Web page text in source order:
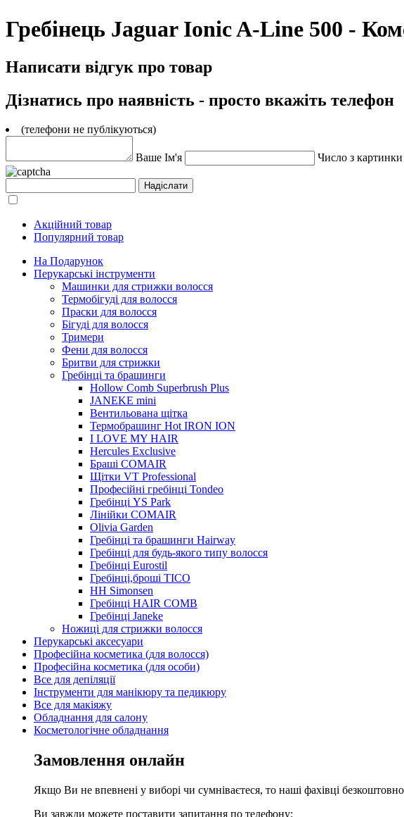
Гребінець Jaguar Ionic A-Line 500 -
Написати відгук про товар
Дізнатись про наявність - просто вкажіть телефон
(телефони не публікуються)
Ваше Ім'я Число з картинки
Акційний товар
Популярний товар
На Подарунок
Перукарські інструменти
Машинки для стрижки волосся
Термобігуді для волосся
Праски для волосся
Бігуді для волосся
Тримери
Фени для волосся
Бритви для стрижки
Гребінці та брашинги
Hollow Comb Superbrush Plus
JANEKE mini
Вентильована щітка
Термобрашинг Hot IRON ION
I LOVE MY HAIR
Hercules Exclusive
Браші COMAIR
Щітки VT Professional
Професійні гребінці Tondeo
Гребінці YS Park
Лінійки COMAIR
Olivia Garden
Гребінці та брашинги Hairway
Гребінці для будь-якого типу волосся
Гребінці Eurostil
Гребінці,броші TICO
HH Simonsen
Гребінці HAIR COMB
Гребінці Janeke
Ножиці для стрижки волосся
Перукарські аксесуари
Професійна косметика (для волосся)
Професійна косметика (для особи)
Все для депіляції
Інструменти для манікюру та педикюру
Все для макіяжу
Обладнання для салону
Косметологічне обладнання
Замовлення онлайн
Якщо Ви не впевнені у виборі чи сумніваєтеся, то наші фахівці
Ви завжди можете поставити запитання по телефону: